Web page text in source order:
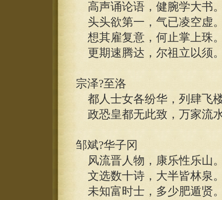
高声诵论语，健腕学大书
头头欲第一，气已凌空虚
想其雇复意，何止掌上珠
更期速腾达，尔祖立以须
宗泽?至洛
都人士女各纷华，列肆飞
政恐皇都无此致，万家流
邹斌?华子冈
风流晋人物，康乐性乐山
文选数十诗，大半皆林泉
未知富时士，多少肥遁贤